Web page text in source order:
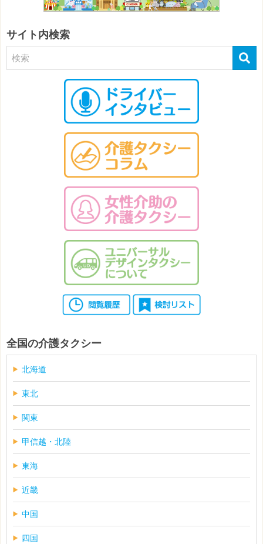
サイト内検索
全国の介護タクシー
北海道
東北
関東
甲信越・北陸
東海
近畿
中国
四国